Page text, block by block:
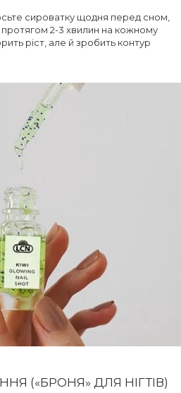
сироватку щодня перед сном,
2-3 хвилин на кожному
ріст, але й зробить контур
(«БРОНЯ» ДЛЯ НІГТІВ)